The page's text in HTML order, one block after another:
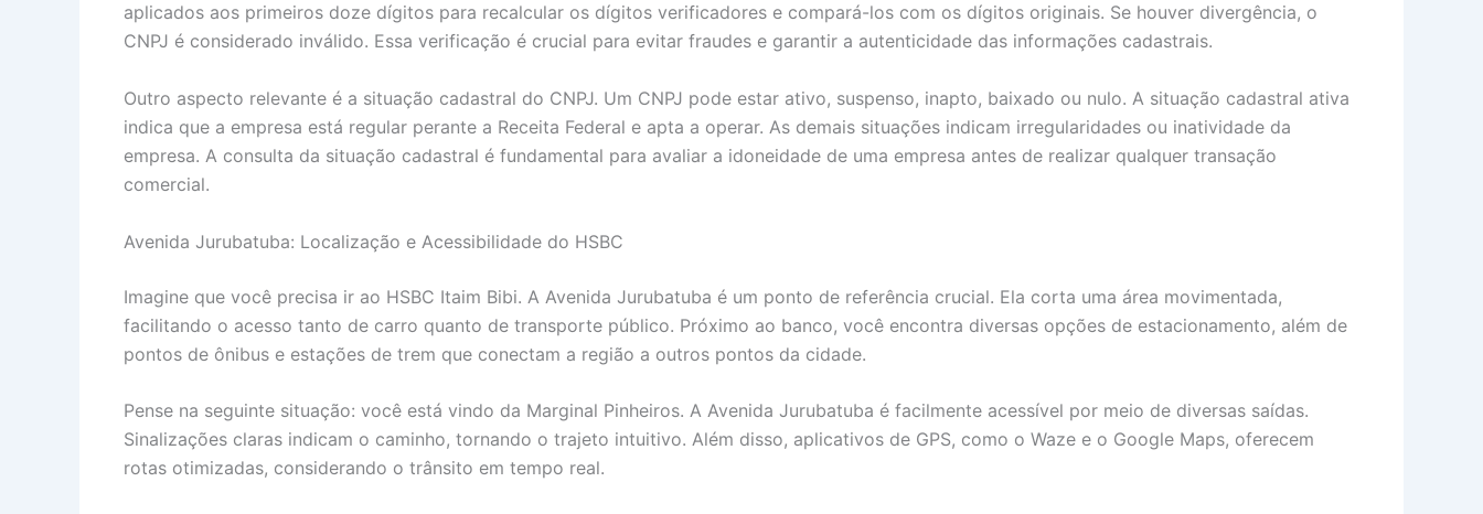
aplicados aos primeiros doze dígitos para recalcular os dígitos verificadores e compará-los com os dígitos originais. Se houver divergência, o
CNPJ é considerado inválido. Essa verificação é crucial para evitar fraudes e garantir a autenticidade das informações cadastrais.
Outro aspecto relevante é a situação cadastral do CNPJ. Um CNPJ pode estar ativo, suspenso, inapto, baixado ou nulo. A situação cadastral ativa
indica que a empresa está regular perante a Receita Federal e apta a operar. As demais situações indicam irregularidades ou inatividade da
empresa. A consulta da situação cadastral é fundamental para avaliar a idoneidade de uma empresa antes de realizar qualquer transação
comercial.
Avenida Jurubatuba: Localização e Acessibilidade do HSBC
Imagine que você precisa ir ao HSBC Itaim Bibi. A Avenida Jurubatuba é um ponto de referência crucial. Ela corta uma área movimentada,
facilitando o acesso tanto de carro quanto de transporte público. Próximo ao banco, você encontra diversas opções de estacionamento, além de
pontos de ônibus e estações de trem que conectam a região a outros pontos da cidade.
Pense na seguinte situação: você está vindo da Marginal Pinheiros. A Avenida Jurubatuba é facilmente acessível por meio de diversas saídas.
Sinalizações claras indicam o caminho, tornando o trajeto intuitivo. Além disso, aplicativos de GPS, como o Waze e o Google Maps, oferecem
rotas otimizadas, considerando o trânsito em tempo real.